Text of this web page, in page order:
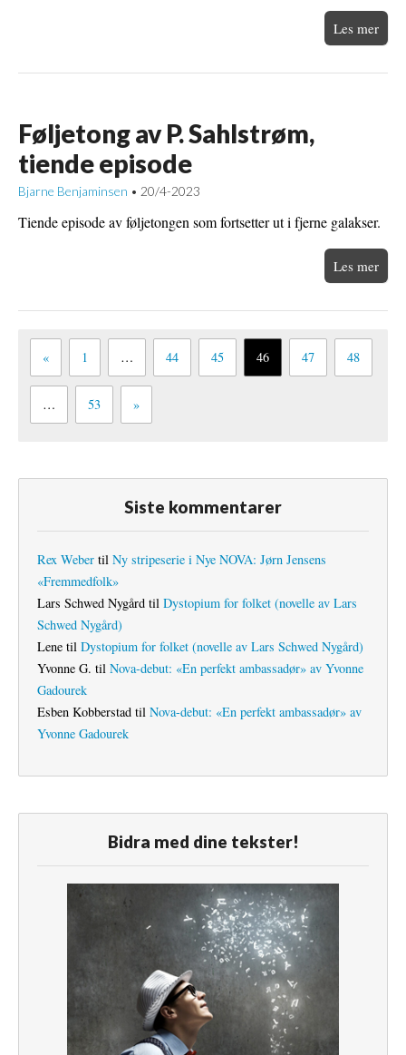
Les mer
Føljetong av P. Sahlstrøm,
tiende episode
Bjarne Benjaminsen • 20/4-2023
Tiende episode av føljetongen som fortsetter ut i fjerne galakser.
Les mer
« 1 … 44 45 46 47 48
… 53 »
Siste kommentarer
Rex Weber til Ny stripeserie i Nye NOVA: Jørn Jensens
«Fremmedfolk»
Lars Schwed Nygård til Dystopium for folket (novelle av Lars
Schwed Nygård)
Lene til Dystopium for folket (novelle av Lars Schwed Nygård)
Yvonne G. til Nova-debut: «En perfekt ambassadør» av Yvonne
Gadourek
Esben Kobberstad til Nova-debut: «En perfekt ambassadør» av
Yvonne Gadourek
Bidra med dine tekster!